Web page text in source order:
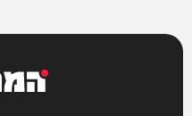
המחדש